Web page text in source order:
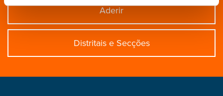
Aderir
Distritais e Secções